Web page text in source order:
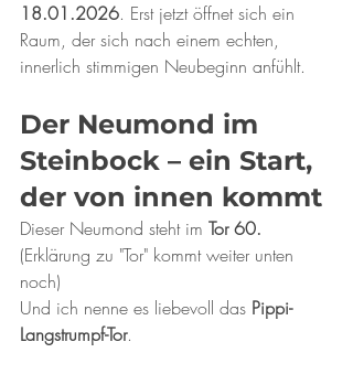
18.01.2026. Erst jetzt öffnet sich ein
Raum, der sich nach einem echten,
innerlich stimmigen Neubeginn anfühlt.
Der Neumond im
Steinbock – ein Start,
der von innen kommt
Dieser Neumond steht im Tor 60.
(Erklärung zu "Tor" kommt weiter unten
noch)
Und ich nenne es liebevoll das Pippi-
Langstrumpf-Tor.